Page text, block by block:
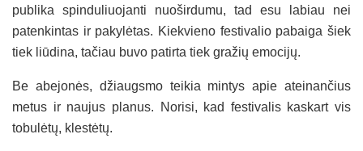
publika spinduliuojanti nuoširdumu, tad esu labiau nei
patenkintas ir pakylėtas. Kiekvieno festivalio pabaiga šiek
tiek liūdina, tačiau buvo patirta tiek gražių emocijų.
Be abejonės, džiaugsmo teikia mintys apie ateinančius
metus ir naujus planus. Norisi, kad festivalis kaskart vis
tobulėtų, klestėtų.